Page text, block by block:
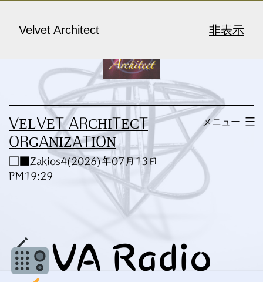
へ
ス
キ
ッ
VELVET ARCHITECT
ORGANIZATION
□■Zakios4(2026)年07月13日
PM19:29
メニュー
VA Radio
Velvet Architect 非表示